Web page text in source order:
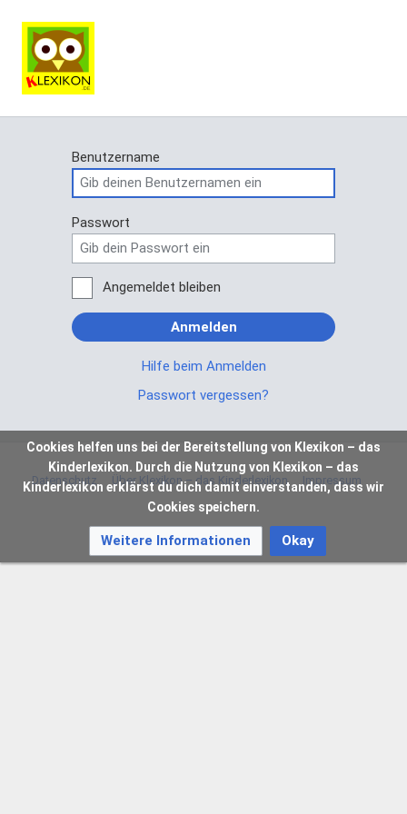
Benutzername
Passwort
Angemeldet bleiben
Anmelden
Hilfe beim Anmelden
Passwort vergessen?
Datenschutz Über Klexikon – das Kinderlexikon Impressum
Cookies helfen uns bei der Bereitstellung von Klexikon – das
Kinderlexikon. Durch die Nutzung von Klexikon – das
Kinderlexikon erklärst du dich damit einverstanden, dass wir
Cookies speichern.
Weitere Informationen Okay